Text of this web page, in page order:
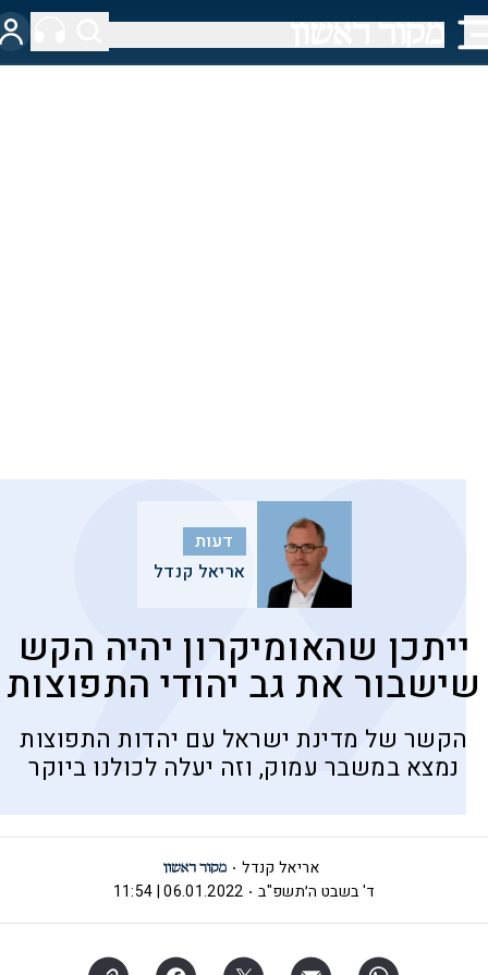
דעות
אריאל קנדל
ייתכן שהאומיקרון יהיה הקש
שישבור את גב יהודי התפוצות
הקשר של מדינת ישראל עם יהדות התפוצות
נמצא במשבר עמוק, וזה יעלה לכולנו ביוקר
אריאל קנדל
ד' בשבט ה׳תשפ"ב
06.01.2022 | 11:54